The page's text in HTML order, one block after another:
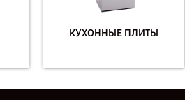
КУХОННЫЕ ПЛИТЫ